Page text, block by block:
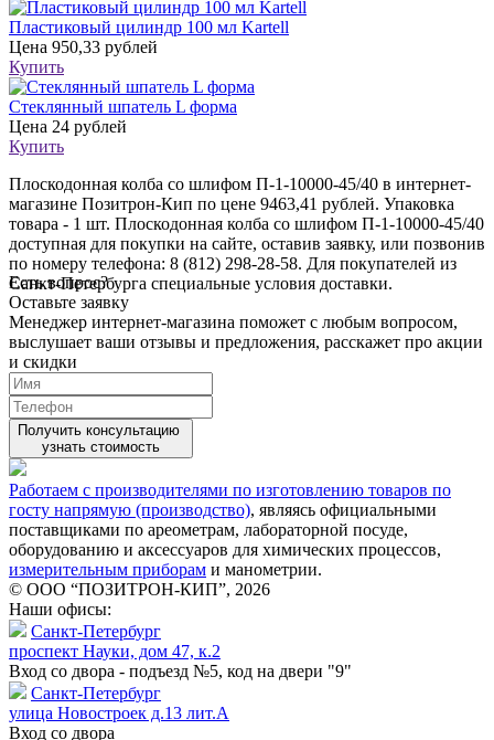
Пластиковый цилиндр 100 мл Kartell
Цена 950,33 рублей
Купить
Стеклянный шпатель L форма
Цена 24 рублей
Купить
Плоскодонная колба со шлифом П-1-10000-45/40 в интернет-
магазине Позитрон-Кип по цене 9463,41 рублей. Упаковка
товара - 1 шт. Плоскодонная колба со шлифом П-1-10000-45/40
доступная для покупки на сайте, оставив заявку, или позвонив
по номеру телефона: 8 (812) 298-28-58. Для покупателей из
Санкт-Петербурга специальные условия доставки.
Есть вопрос?
Оставьте заявку
Менеджер интернет-магазина поможет с любым вопросом,
выслушает ваши отзывы и предложения, расскажет про акции
и скидки
Получить консультацию
узнать стоимость
Работаем с производителями по изготовлению товаров по
госту напрямую (производство), являясь официальными
поставщиками по ареометрам, лабораторной посуде,
оборудованию и аксессуаров для химических процессов,
измерительным приборам и манометрии.
© ООО “ПОЗИТРОН-КИП”, 2026
Наши офисы:
Санкт-Петербург
проспект Науки, дом 47, к.2
Вход со двора - подъезд №5, код на двери "9"
Санкт-Петербург
улица Новостроек д.13 лит.А
Вход со двора